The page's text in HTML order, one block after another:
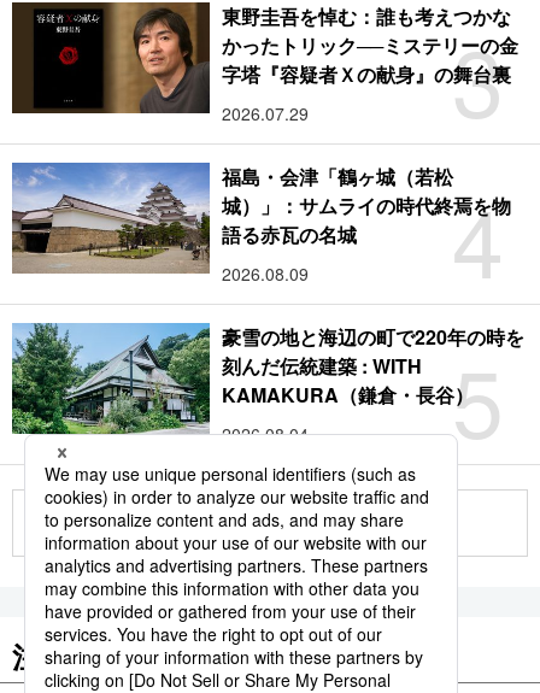
3
東野圭吾を悼む：誰も考えつかな
かったトリック──ミステリーの金
字塔『容疑者Ｘの献身』の舞台裏
2026.07.29
4
福島・会津「鶴ヶ城（若松
城）」：サムライの時代終焉を物
語る赤瓦の名城
2026.08.09
5
豪雪の地と海辺の町で220年の時を
刻んだ伝統建築 : WITH
KAMAKURA（鎌倉・長谷）
2026.08.04
もっと見る
注目のキーワード